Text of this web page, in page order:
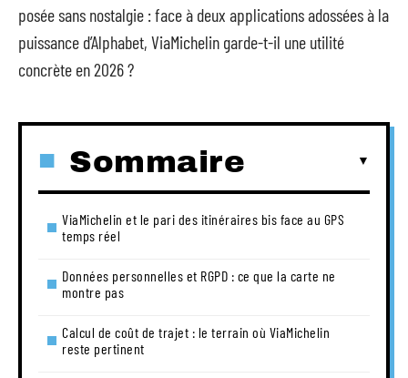
posée sans nostalgie : face à deux applications adossées à la
puissance d’Alphabet, ViaMichelin garde-t-il une utilité
concrète en 2026 ?
Sommaire
ViaMichelin et le pari des itinéraires bis face au GPS
temps réel
Données personnelles et RGPD : ce que la carte ne
montre pas
Calcul de coût de trajet : le terrain où ViaMichelin
reste pertinent